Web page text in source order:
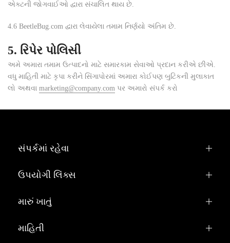
એક્ટની જોગવાઈઓ દ્વારા સંચાલિત થાય છે.
4.6 BeetleBug.com દ્વારા લેવાયેલા તમામ નિર્ણયો અંતિમ છે.
5. રિપેર પોલિસી
અમે અમારા તમામ ઉત્પાદનો માટે સમારકામ સેવાઓ પ્રદાન કરીએ છીએ.
વધુ માહિતી માટે કૃપા કરીને સિંગાપોરમાં અમારા કોઈપણ બુટિકની મુલાકાત
લો અથવા marketing@company.com પર અમારો સંપર્ક કરો
સંપર્કમાં રહેવા
ઉપયોગી લિંક્સ
મારું ખાતું
માહિતી